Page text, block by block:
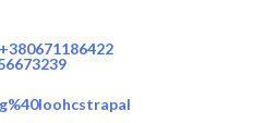
+380671186422